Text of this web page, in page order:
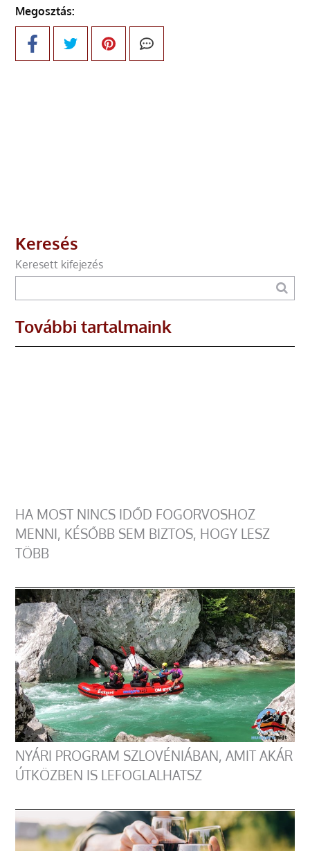
Megosztás:
Keresés
Keresett kifejezés
További tartalmaink
HA MOST NINCS IDŐD FOGORVOSHOZ
MENNI, KÉSŐBB SEM BIZTOS, HOGY LESZ
TÖBB
NYÁRI PROGRAM SZLOVÉNIÁBAN, AMIT AKÁR
ÚTKÖZBEN IS LEFOGLALHATSZ